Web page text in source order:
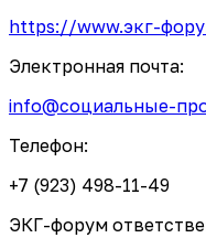
https://www.экг-
Электронная почта:
info@социальные-
Телефон:
+7 (923) 498-11-49
ЭКГ-форум